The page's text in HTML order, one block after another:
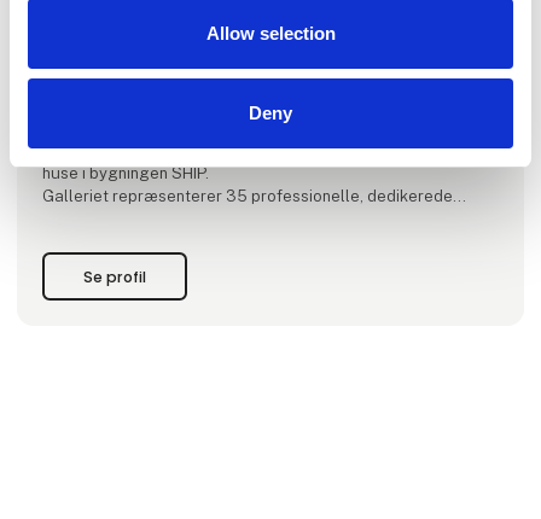
Allow selection
Deny
betydningsfuld adresse i Aarhus’ kultur- og musikhistorie,
flyttede galleriet ind i den historiske bygning Børnely på
Hans Hartvig Seedorffs Stræde 12. GALLERI V58 bevarede
sit etablerede navn med reference til dets tidligere residens.
I februar 2024 flyttede galleriet til Aarhus Ø, og har nu til
huse i bygningen SHIP.
Galleriet repræsenterer 35 professionelle, dedikerede
Se profil